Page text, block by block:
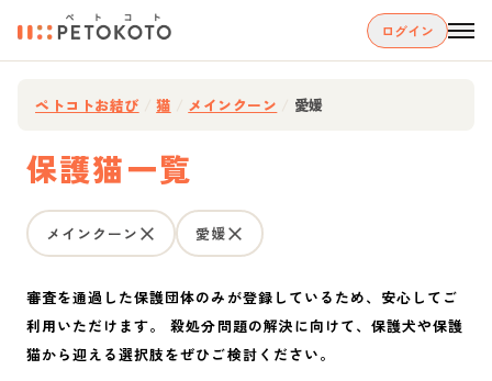
ログイン
ペトコトお結び 猫 メインクーン 愛媛
保護猫一覧
メインクーン 愛媛
審査を通過した保護団体のみが登録しているため、安心してご
利用いただけます。 殺処分問題の解決に向けて、保護犬や保護
猫から迎える選択肢をぜひご検討ください。